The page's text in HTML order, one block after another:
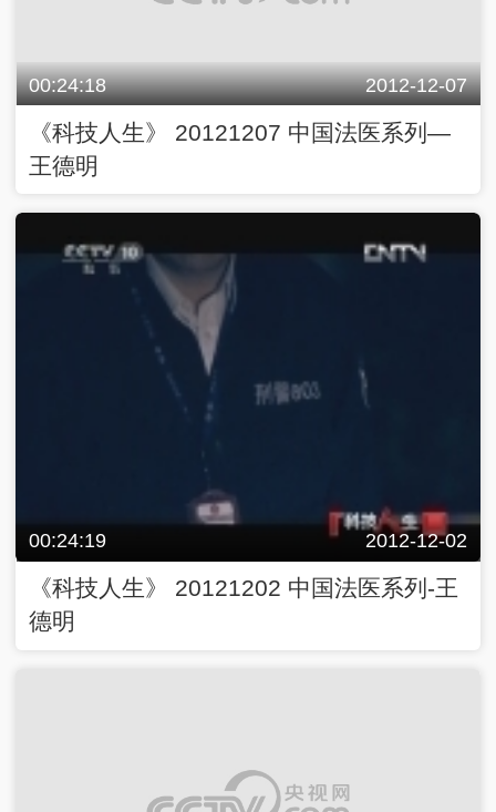
00:24:18 2012-12-07
《科技人生》 20121207 中国法医系列—
王德明
00:24:19 2012-12-02
《科技人生》 20121202 中国法医系列-王
德明